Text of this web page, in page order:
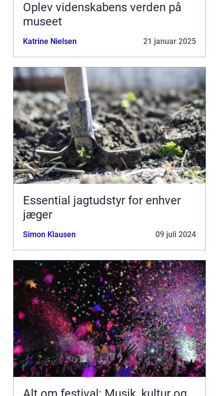
Oplev videnskabens verden på
museet
Katrine Nielsen 21 januar 2025
Essential jagtudstyr for enhver
jæger
Simon Klausen 09 juli 2024